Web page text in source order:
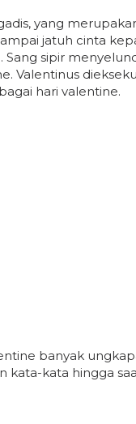
yang
jatuh cinta
Sang sipir
Valentinus
hari valentine.
banyak
kata-kata hingga